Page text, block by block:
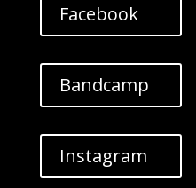
Facebook
Bandcamp
Instagram